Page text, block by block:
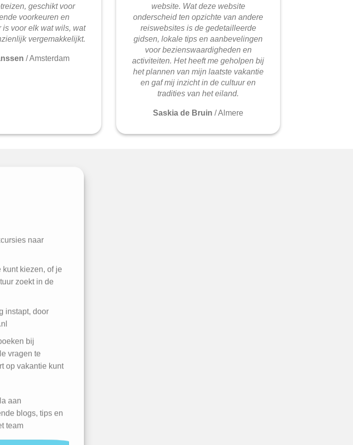
geschikt voor
voorkeuren en
is voor elk wat wils, wat
vergemakkelijkt.
/Amsterdam
website. Wat deze website
onderscheid ten opzichte van andere
reiswebsites is de gedetailleerde
gidsen, lokale tips en aanbevelingen
voor bezienswaardigheden en
activiteiten. Het heeft me geholpen bij
het plannen van mijn laatste vakantie
en gaf mij inzicht in de cultuur en
tradities van het eiland.
Saskia de Bruin /Almere
naar
kiezen, of je
zoekt in de
instapt, door
bij
vragen te
op vakantie kunt
aan
blogs, tips en
team